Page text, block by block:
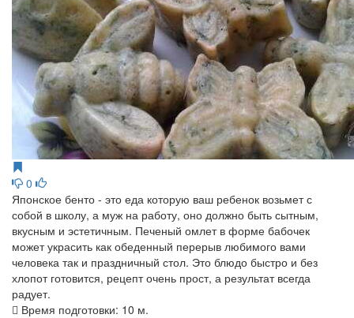
0
Японское бенто - это еда которую ваш ребенок возьмет с
собой в школу, а муж на работу, оно должно быть сытным,
вкусным и эстетичным. Печеный омлет в форме бабочек
может украсить как обеденный перерыв любимого вами
человека так и праздничный стол. Это блюдо быстро и без
хлопот готовится, рецепт очень прост, а результат всегда
радует.
Время подготовки: 10 м.